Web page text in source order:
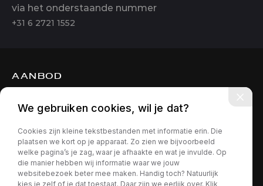
via het onderstaande nummer
+31 6 2721 1552
AANBOD
OVER ONS
CONTACT
We gebruiken cookies, wil je dat?
Cookies zijn kleine tekstbestanden met informatie erin. Die
plaatsen we kort op je apparaat. Zo zien we bijvoorbeeld
welke pagina’s je zag, waar je afhaakte en wat je invulde. Op
die manier hebben wij informatie waar we jouw
websitebezoek beter mee maken. Handig toch? Natuurlijk
kies je zelf of je dat toestaat. Daar zijn we eerlijk over. Klik